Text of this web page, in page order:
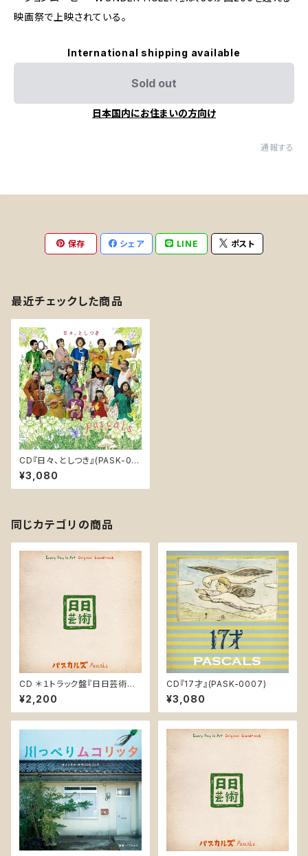
映画祭で上映されている。
International shipping available
Sold out
日本国内にお住まいの方向け
通報する
保存 シェア LINE ポスト
最近チェックした商品
CD『日々、としつき』(PASK-00
08)
¥3,080
同じカテゴリの商品
CD ＊１トラック盤『日日芸術
オリジナル・サウンドトラック /
Every Day is Art Original S
oundtrack』PASK-0010
¥2,200
CD『17才』(PASK-0007)
¥3,080